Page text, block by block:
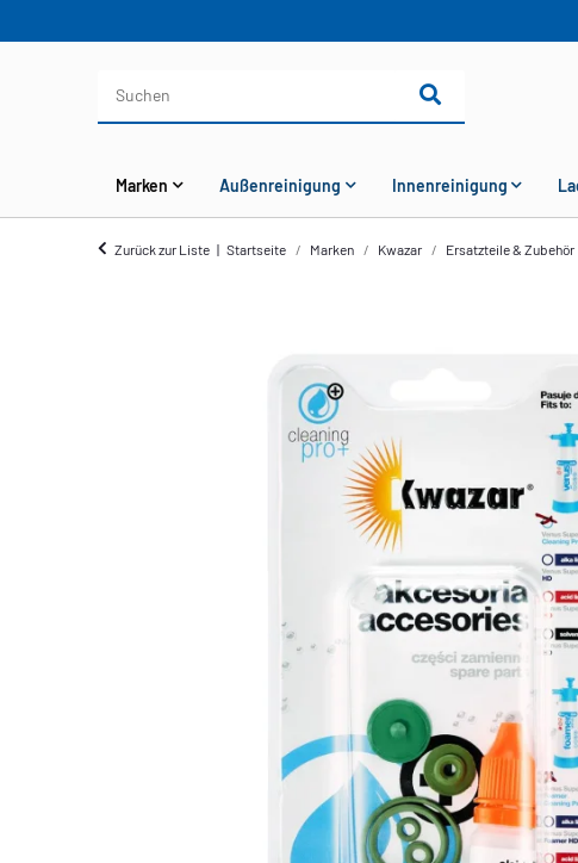
Marken Außenreinigung Innenreinigung
Zurück zur Liste Startseite Marken Kwazar Ersatzteile & Zubehör